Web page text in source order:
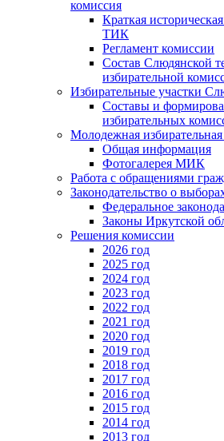
комиссия
Краткая
ТИК
Регламент комиссии
Состав Слюдянской
избирательной
Избирательные участки
Составы и
избирательных
Молодежная
Общая информация
Фотогалерея МИК
Работа с обращениями
Законодательство о
Федеральное
Законы Иркутской
Решения комиссии
2026 год
2025 год
2024 год
2023 год
2022 год
2021 год
2020 год
2019 год
2018 год
2017 год
2016 год
2015 год
2014 год
2013 год